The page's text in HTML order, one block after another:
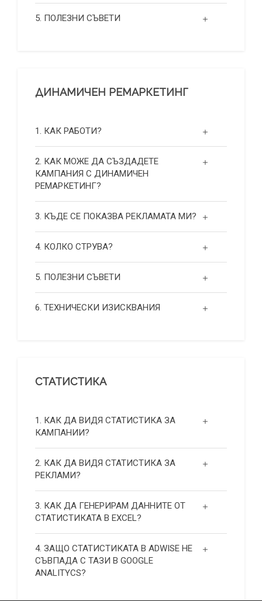
5. ПОЛЕЗНИ СЪВЕТИ
ДИНАМИЧЕН РЕМАРКЕТИНГ
1. КАК РАБОТИ?
2. КАК МОЖЕ ДА СЪЗДАДЕТЕ
КАМПАНИЯ С ДИНАМИЧЕН
РЕМАРКЕТИНГ?
3. КЪДЕ СЕ ПОКАЗВА РЕКЛАМАТА МИ?
4. КОЛКО СТРУВА?
5. ПОЛЕЗНИ СЪВЕТИ
6. ТЕХНИЧЕСКИ ИЗИСКВАНИЯ
СТАТИСТИКА
1. КАК ДА ВИДЯ СТАТИСТИКА ЗА
КАМПАНИИ?
2. КАК ДА ВИДЯ СТАТИСТИКА ЗА
РЕКЛАМИ?
3. КАК ДА ГЕНЕРИРАМ ДАННИТЕ ОТ
СТАТИСТИКАТА В EXCEL?
4. ЗАЩО СТАТИСТИКАТА В ADWISE НЕ
СЪВПАДА С ТАЗИ В GOOGLE
ANALITYCS?